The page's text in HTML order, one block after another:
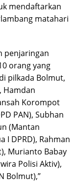
mendaftarkan
matahari
penjaringan
orang yang
pilkada Bolmut,
Hamdan
Korompot
PAN), Subhan
(Mantan
I DPRD), Rahman
Murianto Babay
Polisi Aktiv),
Bolmut),”